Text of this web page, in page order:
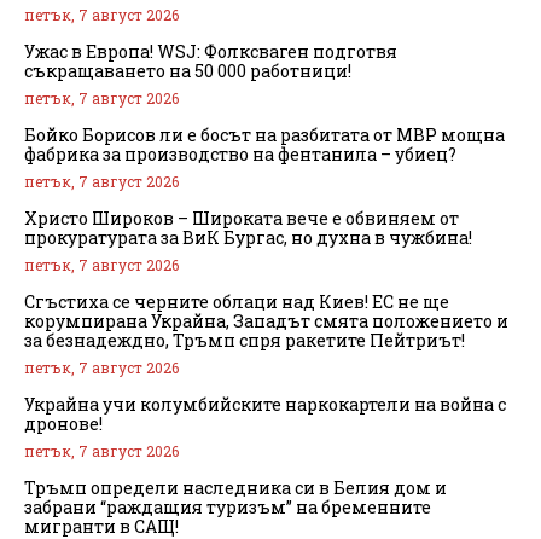
петък, 7 август 2026
Ужас в Европа! WSJ: Фолксваген подготвя
съкращаването на 50 000 работници!
петък, 7 август 2026
Бойко Борисов ли е босът на разбитата от МВР мощна
фабрика за производство на фентанила – убиец?
петък, 7 август 2026
Христо Широков – Широката вече е обвиняем от
прокуратурата за ВиК Бургас, но духна в чужбина!
петък, 7 август 2026
Сгъстиха се черните облаци над Киев! ЕС не ще
корумпирана Украйна, Западът смята положението и
за безнадеждно, Тръмп спря ракетите Пейтриът!
петък, 7 август 2026
Украйна учи колумбийските наркокартели на война с
дронове!
петък, 7 август 2026
Тръмп определи наследника си в Белия дом и
забрани “раждащия туризъм” на бременните
мигранти в САЩ!